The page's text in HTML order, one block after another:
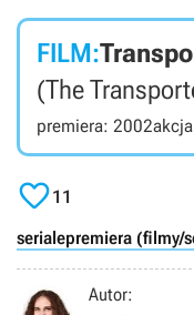
Williams). Na pingwiny
FILM:
(The
premiera: 2002
11
serialepremiera (filmy/
Autor: